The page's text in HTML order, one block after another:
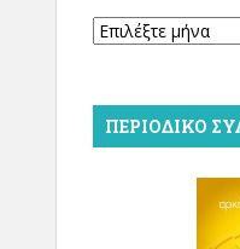
Αρχείο
ΠΕΡΙΟΔΙΚΌ